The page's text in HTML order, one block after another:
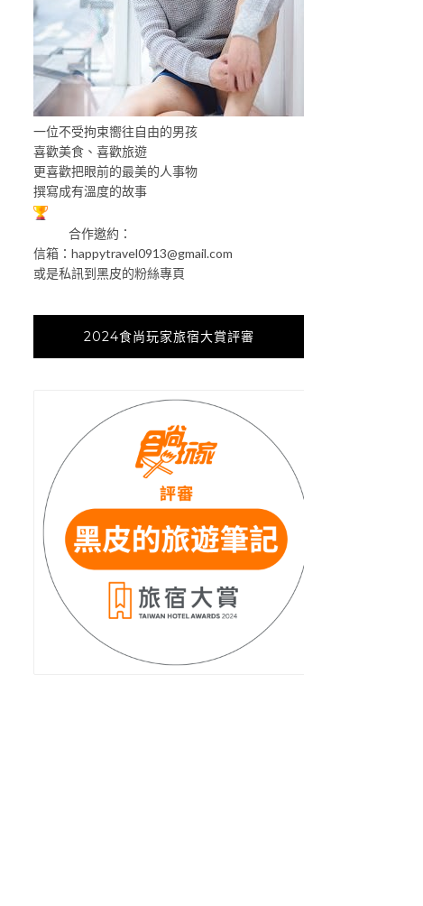
一位不受拘束嚮往自由的男孩
喜歡美食、喜歡旅遊
更喜歡把眼前的最美的人事物
撰寫成有溫度的故事
合作邀約：
信箱： happytravel0913@gmail.com
或是私訊到黑皮的粉絲專頁
2024食尚玩家旅宿大賞評審